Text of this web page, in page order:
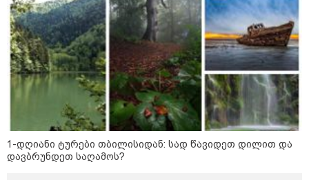
1-დღიანი ტურები თბილისიდან: სად წავიდეთ დილით და
დავბრუნდეთ საღამოს?